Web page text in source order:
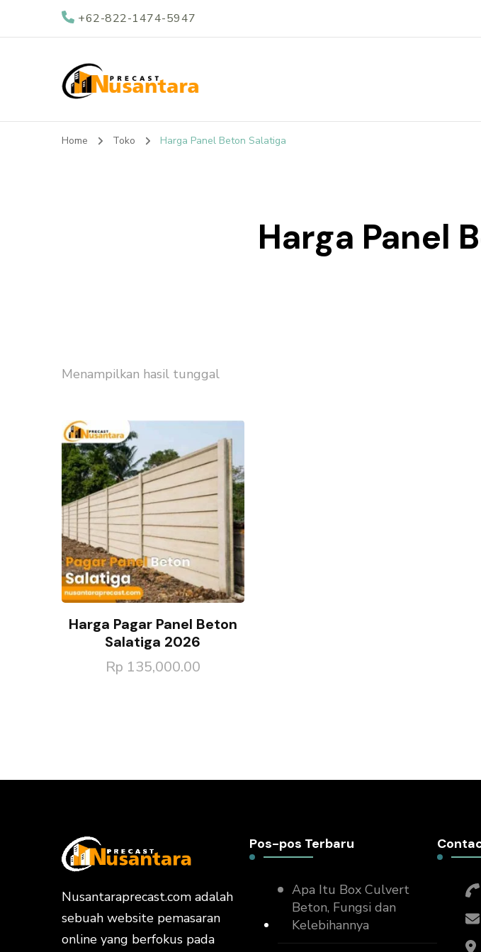
+62-822-1474-5947
Nusantara Precast
Home Toko Harga Panel Beton Salatiga
Harga Panel
Menampilkan hasil tunggal
Harga Pagar Panel Beton
Salatiga 2026
Rp 135,000.00
Nusantaraprecast.com adalah
sebuah website pemasaran
online yang berfokus pada
Pos-pos Terbaru
Apa Itu Box Culvert
Beton, Fungsi dan
Kelebihannya